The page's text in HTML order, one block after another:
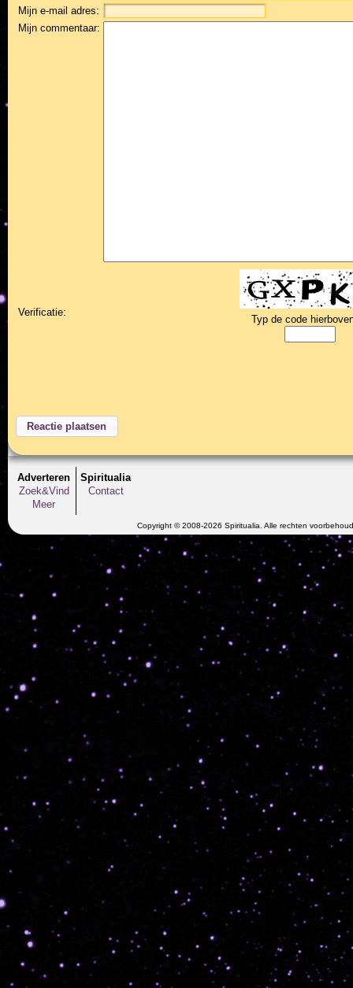
Mijn e-mail adres:
Mijn commentaar:
Verificatie:
Typ de code
Adverteren
Zoek&Vind
Meer
Spiritualia
Contact
Copyright © 2008-2026 Spiritualia. Alle rechten